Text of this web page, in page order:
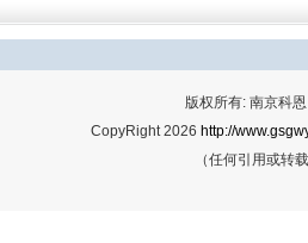
版权所有: 南京科
CopyRight 2026 http://
（任何引用或转